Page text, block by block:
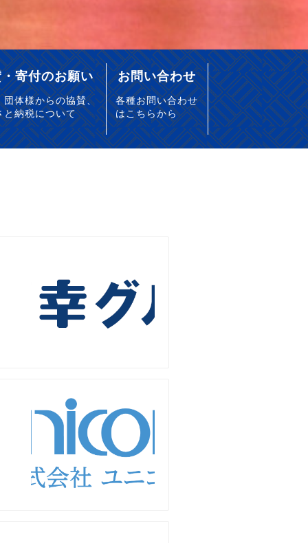
寄付のお願い
団体様からの協賛、
と納税について
お問い合わせ
各種お問い合わせ
はこちらから